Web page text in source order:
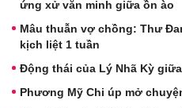
ứng xử văn minh giữa ồn ào
Mâu thuẫn vợ chồng: Thư
kịch liệt 1 tuần
Động thái của Lý Nhã Kỳ
Phương Mỹ Chi úp mở